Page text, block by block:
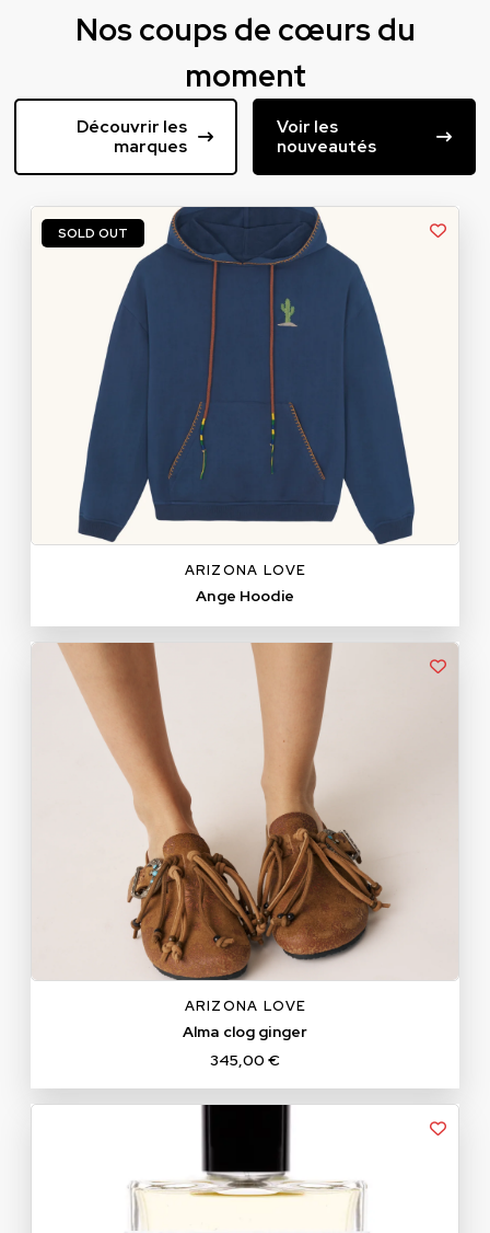
Nos coups de cœurs du
moment
Découvrir les
marques
Voir les
nouveautés
ARIZONA LOVE
Ange Hoodie
SOLD OUT
ARIZONA LOVE
Alma clog ginger
345,00 €
39 40